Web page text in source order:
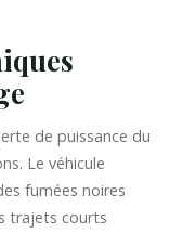
de puissance du
Le véhicule
fumées noires
trajets courts